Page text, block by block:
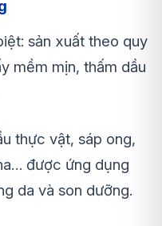
sản xuất theo quy
mềm mịn, thấm dầu
thực vật, sáp ong,
được ứng dụng
da và son dưỡng.